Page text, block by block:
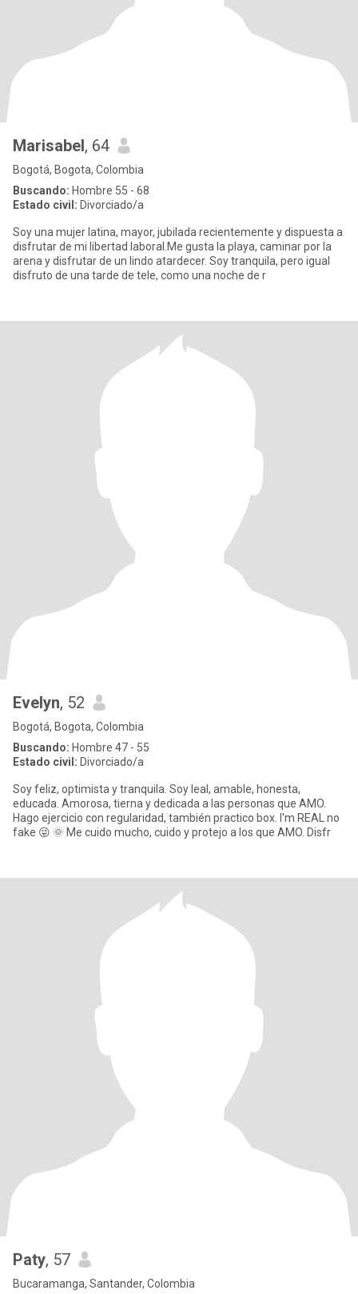
Marisabel, 64
Bogotá, Bogota, Colombia
Buscando: Hombre 55 - 68
Estado civil: Divorciado/a
Soy una mujer latina, mayor, jubilada recientemente y dispuesta a
disfrutar de mi libertad laboral.Me gusta la playa, caminar por la
arena y disfrutar de un lindo atardecer. Soy tranquila, pero igual
disfruto de una tarde de tele, como una noche de r
Evelyn, 52
Bogotá, Bogota, Colombia
Buscando: Hombre 47 - 55
Estado civil: Divorciado/a
Soy feliz, optimista y tranquila. Soy leal, amable, honesta,
educada. Amorosa, tierna y dedicada a las personas que AMO.
Hago ejercicio con regularidad, también practico box. I'm REAL no
fake 😜 🌞 Me cuido mucho, cuido y protejo a los que AMO. Disfr
Paty, 57
Bucaramanga, Santander, Colombia